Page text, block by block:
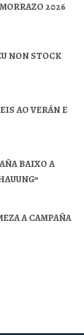
2026
NON STOCK
AO VERÁN E
BAIXO A
A CAMPAÑA